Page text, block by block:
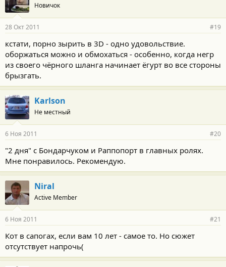
Новичок
28 Окт 2011 #19
кстати, порно зырить в 3D - одно удовольствие.
оборжаться можно и обмохаться - особенно, когда негр
из своего чёрного шланга начинает ёгурт во все стороны
брызгать.
Karlson
Не местный
6 Ноя 2011 #20
"2 дня" с Бондарчуком и Раппопорт в главных ролях.
Мне понравилось. Рекомендую.
Niral
Active Member
6 Ноя 2011 #21
Кот в сапогах, если вам 10 лет - самое то. Но сюжет
отсутствует напрочь(